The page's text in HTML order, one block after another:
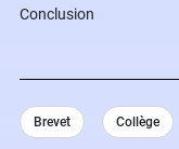
Conclusion
Brevet Collège